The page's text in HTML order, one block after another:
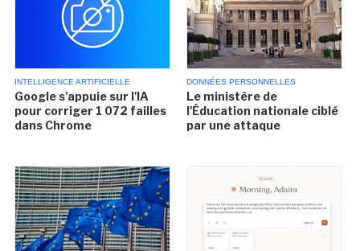
INTELLIGENCE ARTIFICIELLE
Google s'appuie sur l'IA
pour corriger 1 072 failles
dans Chrome
DONNÉES PERSONNELLES
Le ministère de
l'Éducation nationale ciblé
par une attaque